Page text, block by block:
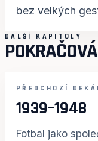
bez velkých
DALŠÍ KAPITOLY
PŘEDCHOZÍ
1939–1948
Fotbal jako